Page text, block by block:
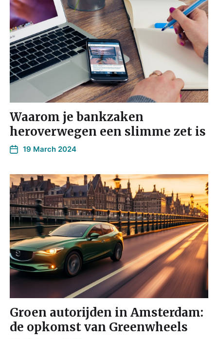
Waarom je bankzaken
heroverwegen een slimme zet is
19 March 2024
Groen autorijden in Amsterdam:
de opkomst van Greenwheels